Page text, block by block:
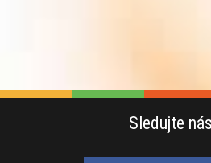
Sledujte